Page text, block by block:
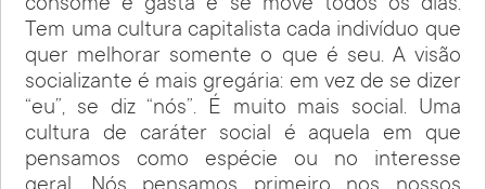
consome e gasta e se move todos os dias.
Tem uma cultura capitalista cada indivíduo que
quer melhorar somente o que é seu. A visão
socializante é mais gregária: em vez de se dizer
“eu”, se diz “nós”. É muito mais social. Uma
cultura de caráter social é aquela em que
pensamos como espécie ou no interesse